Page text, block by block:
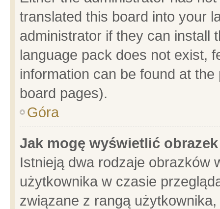
translated this board into your
administrator if they can install
language pack does not exist,
information can be found at
board pages).
Góra
Jak mogę wyświetlić
Istnieją dwa rodzaje obrazków
użytkownika w czasie
związane z rangą